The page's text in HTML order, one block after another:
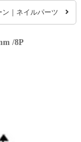
ン｜ネイルパーツ
/8P